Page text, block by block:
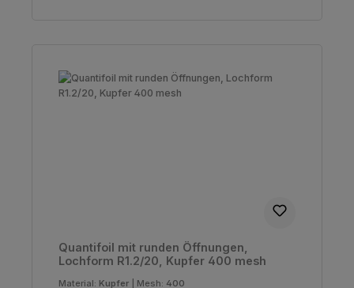
Quantifoil mit runden Öffnungen,
Lochform R1.2/20, Kupfer 400 mesh
Material: Kupfer Mesh: 400